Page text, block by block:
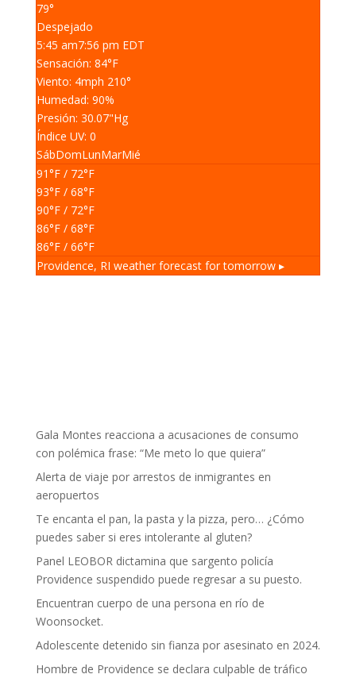
79°
Despejado
5:45 am7:56 pm EDT
Sensación: 84°F
Viento: 4mph 210°
Humedad: 90%
Presión: 30.07"Hg
Índice UV: 0
SábDomLunMarMié
91°F/ 72°F
93°F/ 68°F
90°F/ 72°F
86°F/ 68°F
86°F/ 66°F
Providence, RI weather forecast for tomorrow ▸
Gala Montes reacciona a acusaciones de consumo
con polémica frase: “Me meto lo que quiera”
Alerta de viaje por arrestos de inmigrantes en
aeropuertos
Te encanta el pan, la pasta y la pizza, pero… ¿Cómo
puedes saber si eres intolerante al gluten?
Panel LEOBOR dictamina que sargento policía
Providence suspendido puede regresar a su puesto.
Encuentran cuerpo de una persona en río de
Woonsocket.
Adolescente detenido sin fianza por asesinato en 2024.
Hombre de Providence se declara culpable de tráfico